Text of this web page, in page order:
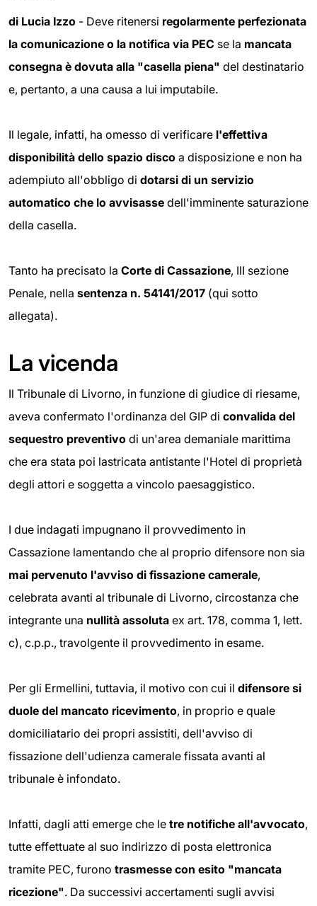
di Lucia Izzo - Deve ritenersi regolarmente perfezionata
la comunicazione o la notifica via PEC se la mancata
consegna è dovuta alla "casella piena" del destinatario
e, pertanto, a una causa a lui imputabile.
Il legale, infatti, ha omesso di verificare l'effettiva
disponibilità dello spazio disco a disposizione e non ha
adempiuto all'obbligo di dotarsi di un servizio
automatico che lo avvisasse dell'imminente saturazione
della casella.
Tanto ha precisato la Corte di Cassazione, III sezione
Penale, nella sentenza n. 54141/2017 (qui sotto
allegata).
La vicenda
Il Tribunale di Livorno, in funzione di giudice di riesame,
aveva confermato l'ordinanza del GIP di convalida del
sequestro preventivo di un'area demaniale marittima
che era stata poi lastricata antistante l'Hotel di proprietà
degli attori e soggetta a vincolo paesaggistico.
I due indagati impugnano il provvedimento in
Cassazione lamentando che al proprio difensore non sia
mai pervenuto l'avviso di fissazione camerale,
celebrata avanti al tribunale di Livorno, circostanza che
integrante una nullità assoluta ex art. 178, comma 1, lett.
c), c.p.p., travolgente il provvedimento in esame.
Per gli Ermellini, tuttavia, il motivo con cui il difensore si
duole del mancato ricevimento, in proprio e quale
domiciliatario dei propri assistiti, dell'avviso di
fissazione dell'udienza camerale fissata avanti al
tribunale è infondato.
Infatti, dagli atti emerge che le tre notifiche all'avvocato,
tutte effettuate al suo indirizzo di posta elettronica
tramite PEC, furono trasmesse con esito "mancata
ricezione". Da successivi accertamenti sugli avvisi